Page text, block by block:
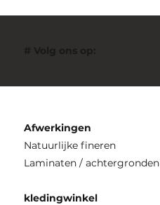
Afwerkingen
Natuurlijke fineren
Laminaten / achtergronden
kledingwinkel